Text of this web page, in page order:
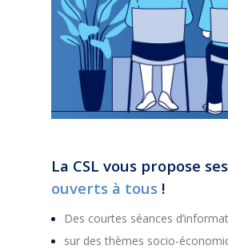
La CSL vous propose
ouverts à tous !
Des courtes séances
sur des thèmes socio-